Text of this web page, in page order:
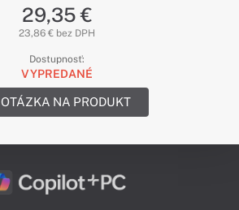
29,35 €
23,86 € bez DPH
Dostupnosť:
VYPREDANÉ
OTÁZKA NA PRODUKT